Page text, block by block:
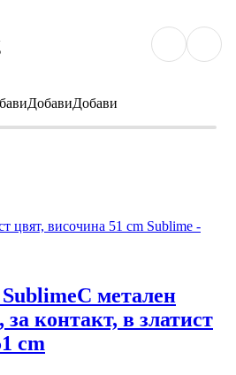
ДобавиДобави
С метален
контакт, в златист
cm